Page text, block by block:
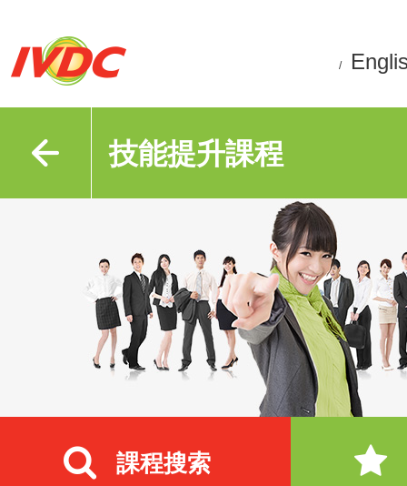
/
技能提升課程
課程搜索